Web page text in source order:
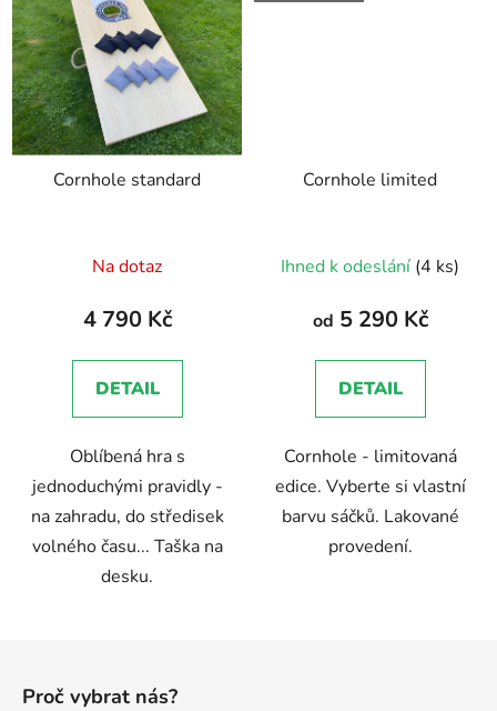
Cornhole standard
hodnocení
produktu
5,0
z
hvězdiček.
Na dotaz
4 790 Kč
DETAIL
Oblíbená hra s
jednoduchými pravidly -
na zahradu, do středisek
volného času... Taška na
desku.
Cornhole limited
hodnocení
produktu
5,0
z
hvězdiček.
Ihned k odeslání (4 ks)
od 5 290 Kč
DETAIL
Cornhole - limitovaná
edice. Vyberte si vlastní
barvu sáčků. Lakované
provedení.
Proč vybrat nás?